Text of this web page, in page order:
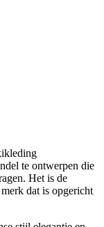
te ontwerpen die
Het is de
dat is opgericht